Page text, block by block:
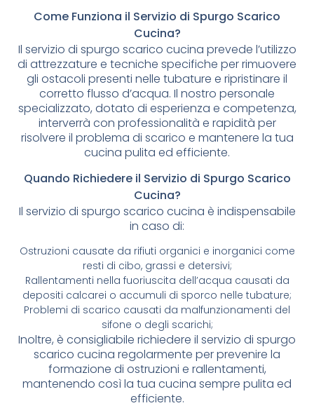
Come Funziona il Servizio di Spurgo Scarico
Cucina?
Il servizio di spurgo scarico cucina prevede l’utilizzo
di attrezzature e tecniche specifiche per rimuovere
gli ostacoli presenti nelle tubature e ripristinare il
corretto flusso d’acqua. Il nostro personale
specializzato, dotato di esperienza e competenza,
interverrà con professionalità e rapidità per
risolvere il problema di scarico e mantenere la tua
cucina pulita ed efficiente.
Quando Richiedere il Servizio di Spurgo Scarico
Cucina?
Il servizio di spurgo scarico cucina è indispensabile
in caso di:
Ostruzioni causate da rifiuti organici e inorganici come
resti di cibo, grassi e detersivi;
Rallentamenti nella fuoriuscita dell’acqua causati da
depositi calcarei o accumuli di sporco nelle tubature;
Problemi di scarico causati da malfunzionamenti del
sifone o degli scarichi;
Inoltre, è consigliabile richiedere il servizio di spurgo
scarico cucina regolarmente per prevenire la
formazione di ostruzioni e rallentamenti,
mantenendo così la tua cucina sempre pulita ed
efficiente.